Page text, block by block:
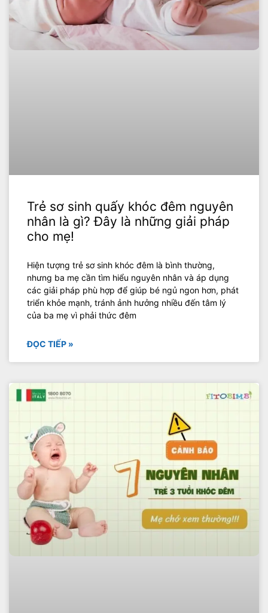
Trẻ sơ sinh quấy khóc đêm nguyên
nhân là gì? Đây là những giải pháp
cho mẹ!
Hiện tượng trẻ sơ sinh khóc đêm là bình thường,
nhưng ba mẹ cần tìm hiểu nguyên nhân và áp dụng
các giải pháp phù hợp để giúp bé ngủ ngon hơn, phát
triển khỏe mạnh, tránh ảnh hưởng nhiều đến tâm lý
của ba mẹ vì phải thức đêm
ĐỌC TIẾP »